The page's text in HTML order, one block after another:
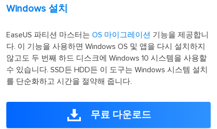
Windows 설치
EaseUS 파티션 마스터는OS 마이그레이션 기능을 제공합니
다. 이 기능을 사용하면 Windows OS 및 앱을 다시 설치하지
않고도 두 번째 하드 디스크에 Windows 10 시스템을 사용할
수 있습니다. SSD든 HDD든 이 도구는 Windows 시스템 설치
를 단순화하고 시간을 절약해 줍니다.
무료 다운로드